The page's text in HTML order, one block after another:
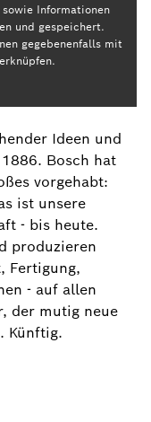
Informationen
und gespeichert.
gegebenenfalls mit
Ideen und
Bosch hat
vorgehabt:
ist unsere
- bis heute.
produzieren
Fertigung,
- auf allen
der mutig neue
Künftig.